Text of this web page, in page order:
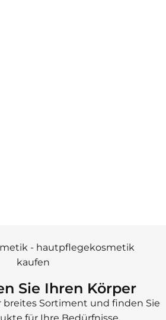
Sie Ihren Körper
breites Sortiment und finden Sie